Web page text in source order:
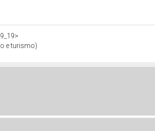
e turismo)